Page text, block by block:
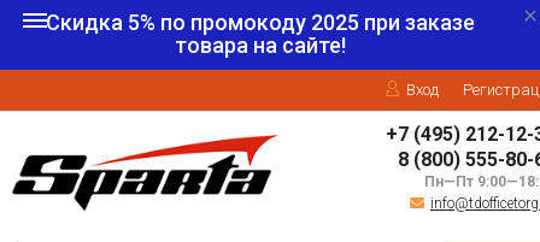
Скидка 5% по промокоду 2025 при заказе
товара на сайте!
Вход
+7 (495) 212-12-
8 (800) 555-80-
Пн—Пт